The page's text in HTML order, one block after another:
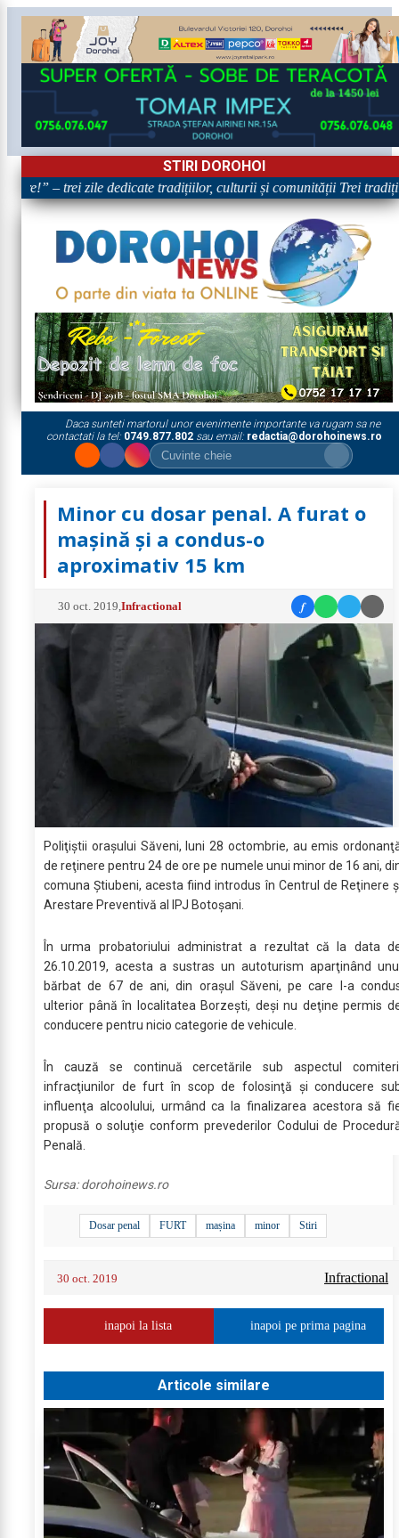
STIRI DOROHOI
– trei zile dedicate tradițiilor, culturii și comunității Trei
Daca sunteti martorul unor evenimente importante va rugam sa ne
contactati la tel: 0749.877.802sau email: redactia@dorohoinews.ro
Minor cu dosar penal. A furat o
mașină și a condus-o
aproximativ 15 km
30 oct. 2019 ,Infractional f
Poliţiştii oraşului Săveni, luni 28 octombrie, au emis
de reţinere pentru 24 de ore pe numele unui minor de 16 ani,
comuna Ştiubeni, acesta fiind introdus în Centrul de Reţinere
Arestare Preventivă al IPJ Botoşani.
În urma probatoriului administrat a rezultat că la data
26.10.2019, acesta a sustras un autoturism aparţinând
bărbat de 67 de ani, din oraşul Săveni, pe care l-a
ulterior până în localitatea Borzeşti, deşi nu deţine permis
conducere pentru nicio categorie de vehicule.
În cauză se continuă cercetările sub aspectul
infracţiunilor de furt în scop de folosinţă şi conducere
influenţa alcoolului, urmând ca la finalizarea acestora să
propusă o soluţie conform prevederilor Codului de
Penală.
Sursa:dorohoinews.ro
Dosar penal FURT mașina minor Stiri
30 oct. 2019 Infractional
inapoi la lista inapoi pe prima pagina
Articole similare